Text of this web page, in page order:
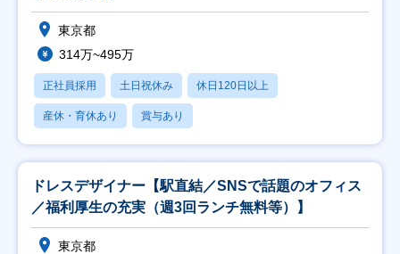
東京都
314万~495万
正社員採用 土日祝休み 休日120日以上
産休・育休あり 賞与あり
ドレスデザイナー【駅直結／SNSで話題のオフィス
／福利厚生の充実（週3回ランチ無料等）】
東京都